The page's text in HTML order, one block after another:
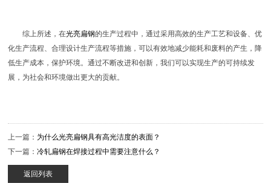
综上所述，在光亮扁钢的生产过程中，通过采用高效的生产工艺和设备、优
化生产流程、合理设计生产流程等措施，可以有效地减少能耗和废料的产生，降
低生产成本，保护环境。通过不断改进和创新，我们可以实现生产的可持续发
展，为社会和环境做出更大的贡献。
上一篇： 为什么光亮扁钢具有高光洁度的表面？
下一篇：冷轧扁钢在焊接过程中需要注意什么？
返回列表